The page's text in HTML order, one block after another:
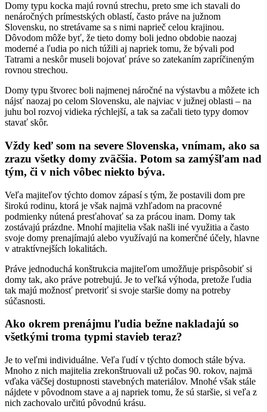
Domy typu kocka majú rovnú strechu, preto sme ich stavali do
nenáročných prímestských oblastí, často práve na južnom
Slovensku, no stretávame sa s nimi naprieč celou krajinou.
Dôvodom môže byť, že tieto domy boli jedno obdobie naozaj
moderné a ľudia po nich túžili aj napriek tomu, že bývali pod
Tatrami a neskôr museli bojovať práve so zatekaním zapríčineným
rovnou strechou.
Domy typu štvorec boli najmenej náročné na výstavbu a môžete ich
nájsť naozaj po celom Slovensku, ale najviac v južnej oblasti – na
juhu bol rozvoj vidieka rýchlejší, a tak sa začali tieto typy domov
stavať skôr.
Vždy keď som na severe Slovenska, vnímam, ako sa
zrazu všetky domy zväčšia. Potom sa zamýšľam nad
tým, či v nich vôbec niekto býva.
Veľa majiteľov týchto domov zápasí s tým, že postavili dom pre
širokú rodinu, ktorá je však najmä vzhľadom na pracovné
podmienky nútená presťahovať sa za prácou inam. Domy tak
zostávajú prázdne. Mnohí majitelia však našli iné využitia a často
svoje domy prenajímajú alebo využívajú na komerčné účely, hlavne
v atraktívnejších lokalitách.
Práve jednoduchá konštrukcia majiteľom umožňuje prispôsobiť si
domy tak, ako práve potrebujú. Je to veľká výhoda, pretože ľudia
tak majú možnosť pretvoriť si svoje staršie domy na potreby
súčasnosti.
Ako okrem prenájmu ľudia bežne nakladajú so
všetkými troma typmi stavieb teraz?
Je to veľmi individuálne. Veľa ľudí v týchto domoch stále býva.
Mnoho z nich majitelia zrekonštruovali už počas 90. rokov, najmä
vďaka väčšej dostupnosti stavebných materiálov. Mnohé však stále
nájdete v pôvodnom stave a aj napriek tomu, že sú staršie, si veľa z
nich zachovalo určitú pôvodnú krásu.